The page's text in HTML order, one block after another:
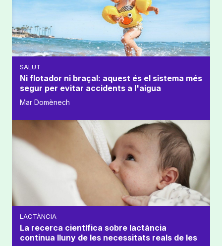
SALUT
Ni flotador ni braçal: aquest és el sistema més
segur per evitar accidents a l'aigua
Mar Domènech
LACTÀNCIA
La recerca científica sobre lactància
continua lluny de les necessitats reals de les